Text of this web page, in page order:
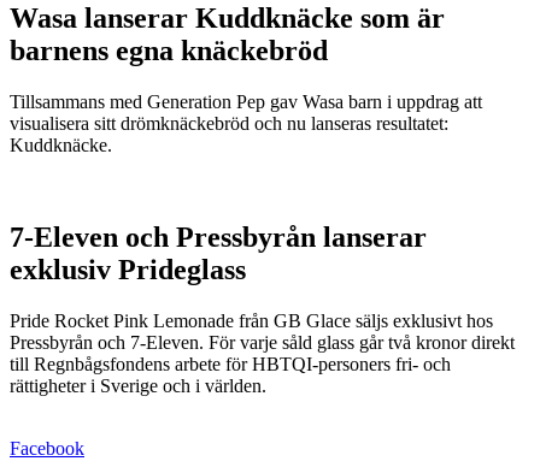
Wasa lanserar Kuddknäcke som är
barnens egna knäckebröd
Tillsammans med Generation Pep gav Wasa barn i uppdrag att
visualisera sitt drömknäckebröd och nu lanseras resultatet:
Kuddknäcke.
7-Eleven och Pressbyrån lanserar
exklusiv Prideglass
Pride Rocket Pink Lemonade från GB Glace säljs exklusivt hos
Pressbyrån och 7-Eleven. För varje såld glass går två kronor direkt
till Regnbågsfondens arbete för HBTQI-personers fri- och
rättigheter i Sverige och i världen.
Facebook